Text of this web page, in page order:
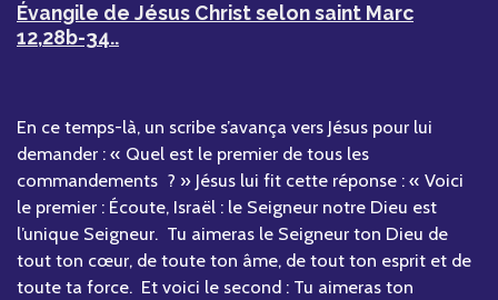
Évangile de Jésus Christ selon saint Marc
12,28b-34..
En ce temps-là, un scribe s’avança vers Jésus pour lui
demander : « Quel est le premier de tous les
commandements ? » Jésus lui fit cette réponse : « Voici
le premier : Écoute, Israël : le Seigneur notre Dieu est
l’unique Seigneur. Tu aimeras le Seigneur ton Dieu de
tout ton cœur, de toute ton âme, de tout ton esprit et de
toute ta force. Et voici le second : Tu aimeras ton